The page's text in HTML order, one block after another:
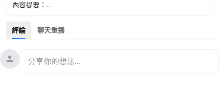
內容提要：
美債收益率升破4.3% 美元走強
02:55
05:28 企業和個股信息
07:00
評論 聊天重播